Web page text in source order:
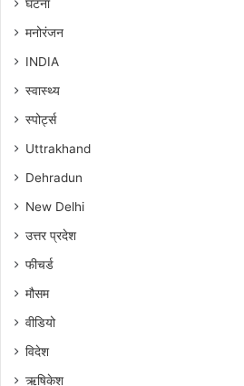
घटना
मनोरंजन
INDIA
स्वास्थ्य
स्पोर्ट्स
Uttrakhand
Dehradun
New Delhi
उत्तर प्रदेश
फीचर्ड
मौसम
वीडियो
विदेश
ऋषिकेश